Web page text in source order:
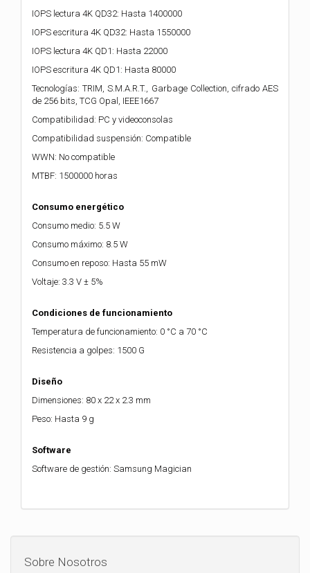
IOPS lectura 4K QD32: Hasta 1400000
IOPS escritura 4K QD32: Hasta 1550000
IOPS lectura 4K QD1: Hasta 22000
IOPS escritura 4K QD1: Hasta 80000
Tecnologías: TRIM, S.M.A.R.T., Garbage Collection, cifrado AES
de 256 bits, TCG Opal, IEEE1667
Compatibilidad: PC y videoconsolas
Compatibilidad suspensión: Compatible
WWN: No compatible
MTBF: 1500000 horas
Consumo energético
Consumo medio: 5.5 W
Consumo máximo: 8.5 W
Consumo en reposo: Hasta 55 mW
Voltaje: 3.3 V ± 5%
Condiciones de funcionamiento
Temperatura de funcionamiento: 0 °C a 70 °C
Resistencia a golpes: 1500 G
Diseño
Dimensiones: 80 x 22 x 2.3 mm
Peso: Hasta 9 g
Software
Software de gestión: Samsung Magician
Sobre Nosotros